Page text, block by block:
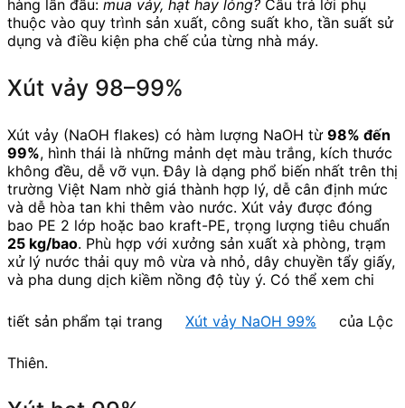
hàng lần đầu: mua vảy, hạt hay lỏng? Câu trả lời phụ
thuộc vào quy trình sản xuất, công suất kho, tần suất sử
dụng và điều kiện pha chế của từng nhà máy.
Xút vảy 98–99%
Xút vảy (NaOH flakes) có hàm lượng NaOH từ 98% đến
99%, hình thái là những mảnh dẹt màu trắng, kích thước
không đều, dễ vỡ vụn. Đây là dạng phổ biến nhất trên thị
trường Việt Nam nhờ giá thành hợp lý, dễ cân định mức
và dễ hòa tan khi thêm vào nước. Xút vảy được đóng
bao PE 2 lớp hoặc bao kraft-PE, trọng lượng tiêu chuẩn
25 kg/bao. Phù hợp với xưởng sản xuất xà phòng, trạm
xử lý nước thải quy mô vừa và nhỏ, dây chuyền tẩy giấy,
và pha dung dịch kiềm nồng độ tùy ý. Có thể xem chi
tiết sản phẩm tại trang Xút vảy NaOH 99% của Lộc
Thiên.